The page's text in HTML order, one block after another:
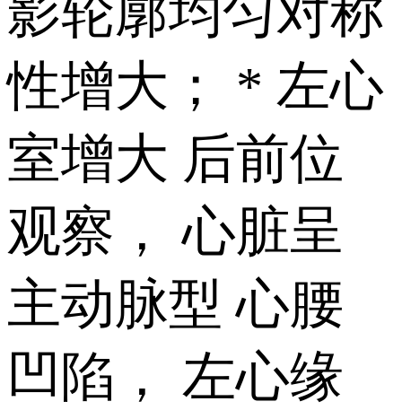
影轮廓均匀对称
性增大； * 左心
室增大 后前位
观察， 心脏呈
主动脉型 心腰
凹陷， 左心缘